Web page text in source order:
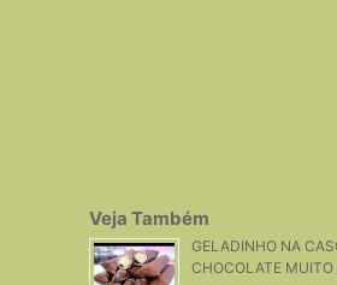
Veja Também
GELADINHO NA
CHOCOLATE MUITO